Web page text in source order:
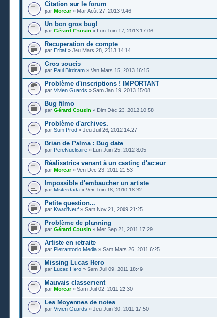
Citation sur le forum
par Morcar» Mar Août 27, 2013 9:46
Un bon gros bug!
par Gérard Cousin » Lun Juin 17, 2013 17:06
Recuperation de compte
par Erbaf » Jeu Mars 28, 2013 14:14
Gros soucis
par Paul Birdnam » Ven Mars 15, 2013 16:15
Problème d'inscriptions ! IMPORTANT
par Vivien Guards » Sam Jan 19, 2013 15:08
Bug filmo
par Gérard Cousin » Dim Déc 23, 2012 10:58
Problème d'archives.
par Sum Prod » Jeu Juil 26, 2012 14:27
Brian de Palma : Bug date
par PereNucleaire » Lun Juin 25, 2012 8:05
Réalisatrice venant à un casting d'acteur
par Morcar» Ven Déc 23, 2011 21:53
Impossible d'embaucher un artiste
par Misterdada » Ven Juin 18, 2010 18:32
Petite question...
par Kwad'Neuf » Sam Nov 21, 2009 21:25
Problème de planning
par Gérard Cousin » Mer Sep 21, 2011 17:29
Artiste en retraite
par Pietrantonio Media » Sam Mars 26, 2011 6:25
Missing Lucas Hero
par Lucas Hero » Sam Juil 09, 2011 18:49
Mauvais classement
par Morcar» Sam Juil 02, 2011 22:30
Les Moyennes de notes
par Vivien Guards » Jeu Juin 30, 2011 17:50